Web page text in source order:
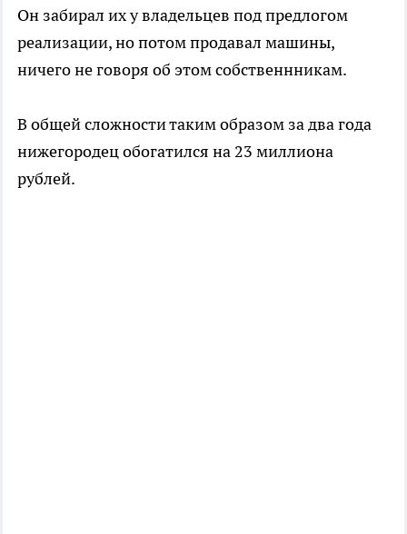
Он забирал их у владельцев под предлогом
реализации, но потом продавал машины,
ничего не говоря об этом собственнникам.
В общей сложности таким образом за два года
нижегородец обогатился на 23 миллиона
рублей.